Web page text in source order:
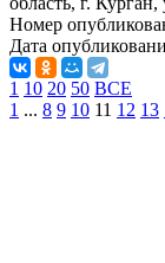
Номер
Дата
1 10 20 50 ВСЕ
1 ... 8 9 10 11 12 13